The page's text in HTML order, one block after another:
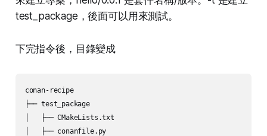
test_package，後面可以用來測試。
下完指令後，目錄變成
conan-recipe
├── test_package
│   ├── CMakeLists.txt
│   ├── conanfile.py